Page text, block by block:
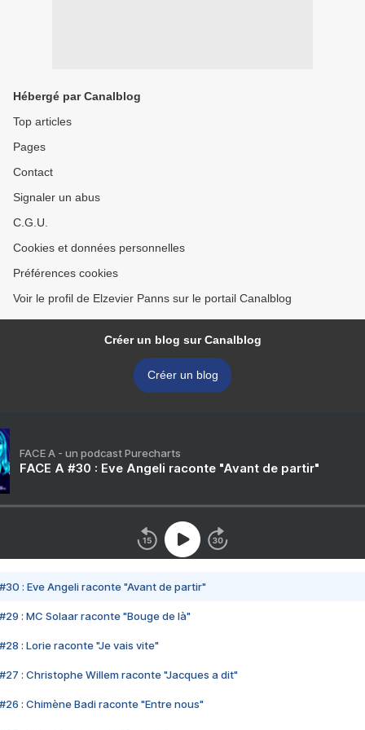
Hébergé par Canalblog
Top articles
Pages
Contact
Signaler un abus
C.G.U.
Cookies et données personnelles
Préférences cookies
Voir le profil de Elzevier Panns sur le portail Canalblog
Créer un blog sur Canalblog
Créer un blog
FACE A - un podcast Purecharts
FACE A #30 : Eve Angeli raconte "Avant de partir"
#30 : Eve Angeli raconte "Avant de partir"
#29 : MC Solaar raconte "Bouge de là"
#28 : Lorie raconte "Je vais vite"
#27 : Christophe Willem raconte "Jacques a dit"
#26 : Chimène Badi raconte "Entre nous"